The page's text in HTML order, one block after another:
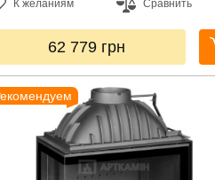
К желаниям Сравнить
62 779 грн